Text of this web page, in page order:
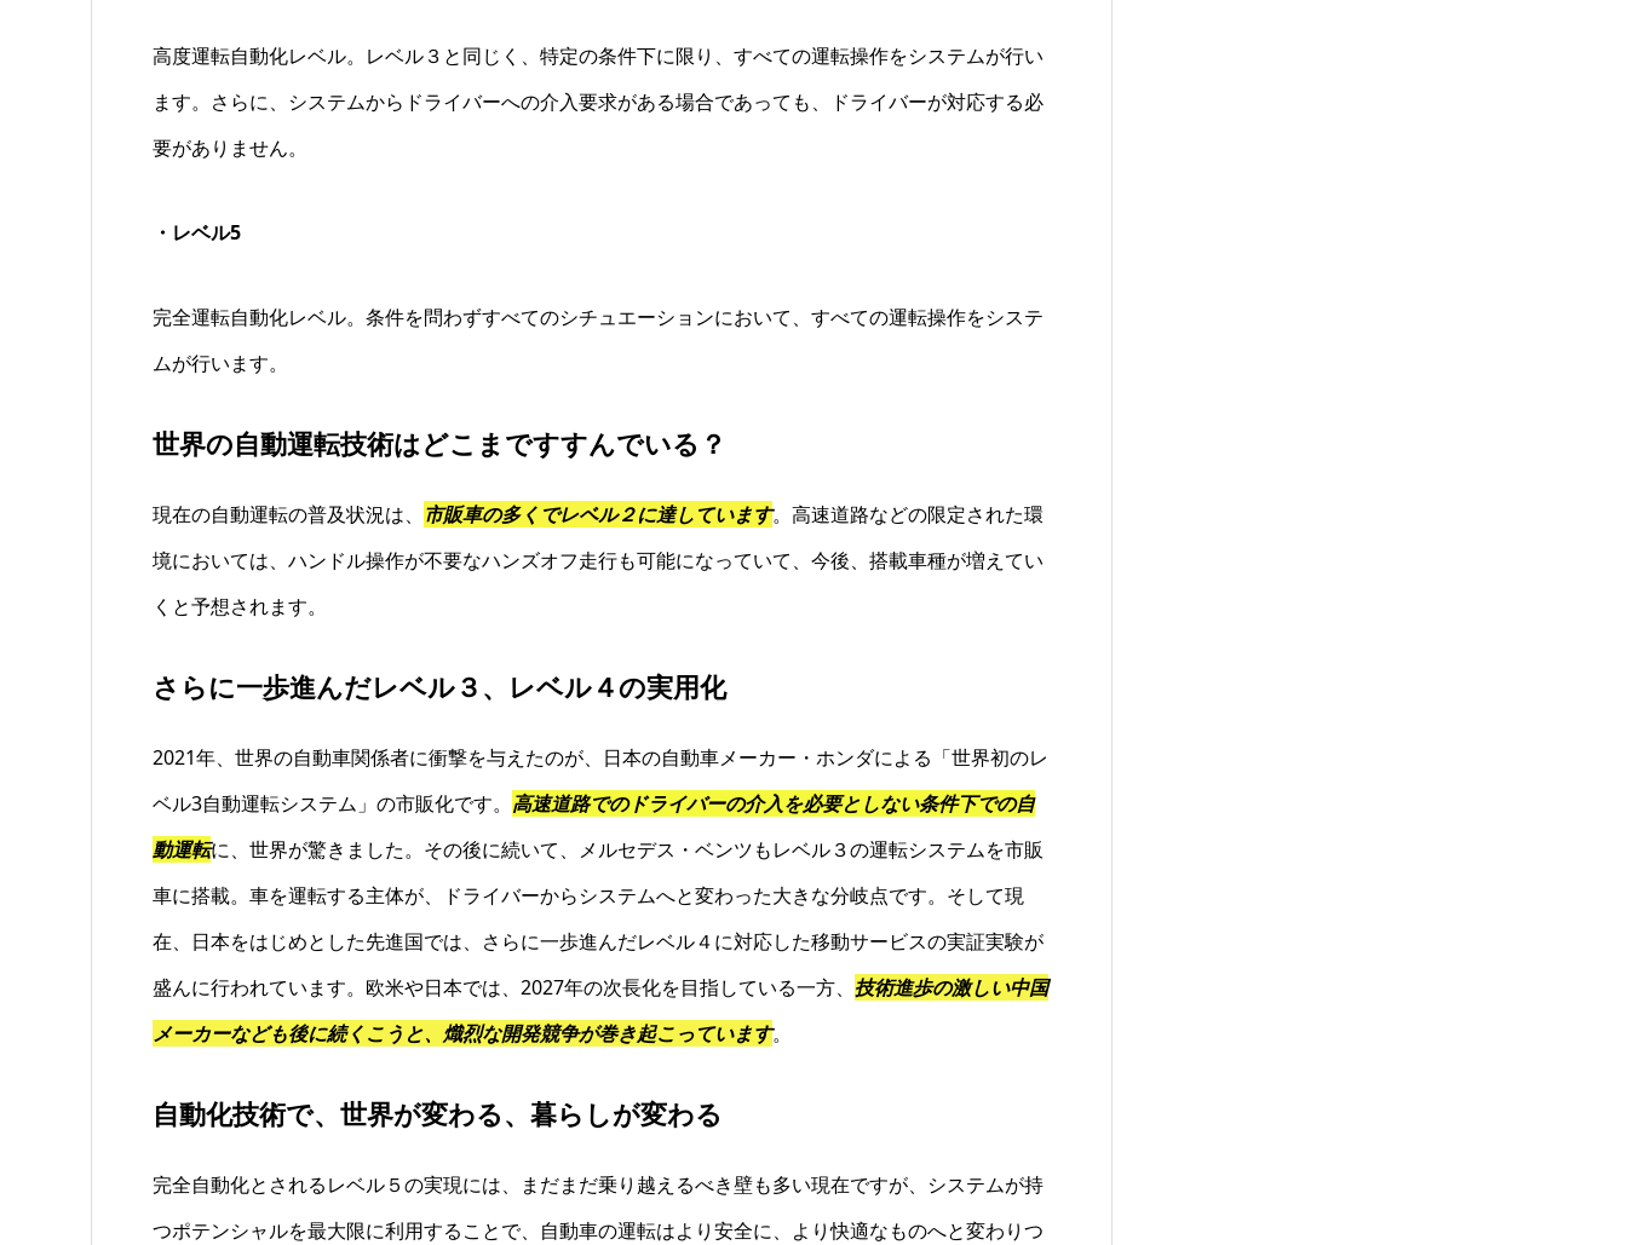
高度運転自動化レベル。レベル３と同じく、特定の条件下に限り、すべての運転操作をシステムが行い
ます。さらに、システムからドライバーへの介入要求がある場合であっても、ドライバーが対応する必
要がありません。
・レベル5
完全運転自動化レベル。条件を問わずすべてのシチュエーションにおいて、すべての運転操作をシステ
ムが行います。
世界の自動運転技術はどこまですすんでいる？
現在の自動運転の普及状況は、 市販車の多くでレベル２に達しています。高速道路などの限定された環
境においては、ハンドル操作が不要なハンズオフ走行も可能になっていて、今後、搭載車種が増えてい
くと予想されます。
さらに一歩進んだレベル３、レベル４の実用化
2021年、世界の自動車関係者に衝撃を与えたのが、日本の自動車メーカー・ホンダによる「世界初のレ
ベル3自動運転システム」の市販化です。 高速道路でのドライバーの介入を必要としない条件下での自
動運転に、世界が驚きました。その後に続いて、メルセデス・ベンツもレベル３の運転システムを市販
車に搭載。車を運転する主体が、ドライバーからシステムへと変わった大きな分岐点です。そして現
在、日本をはじめとした先進国では、さらに一歩進んだレベル４に対応した移動サービスの実証実験が
盛んに行われています。欧米や日本では、2027年の次長化を目指している一方、 技術進歩の激しい中国
メーカーなども後に続くこうと、熾烈な開発競争が巻き起こっています。
自動化技術で、世界が変わる、暮らしが変わる
完全自動化とされるレベル５の実現には、まだまだ乗り越えるべき壁も多い現在ですが、システムが持
つポテンシャルを最大限に利用することで、自動車の運転はより安全に、より快適なものへと変わりつ